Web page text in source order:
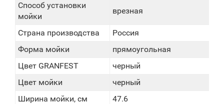
Способ установки
мойки
врезная
Страна производства
Россия
Форма мойки
прямоугольная
Цвет GRANFEST
черный
Цвет мойки
черный
Ширина мойки, см
47.6